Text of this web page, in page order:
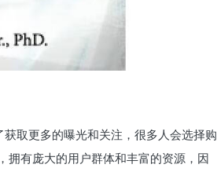
取更多的曝光和关注，很多人会选择购
有庞大的用户群体和丰富的资源，因